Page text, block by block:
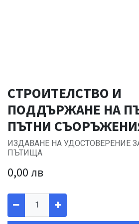
СТРОИТЕЛСТВО И
ПОДДЪРЖАНЕ НА
ПЪТНИ
ИЗДАВАНЕ НА УДОСТОВЕРЕНИЕ
ПЪТИЩА
0,00 лв